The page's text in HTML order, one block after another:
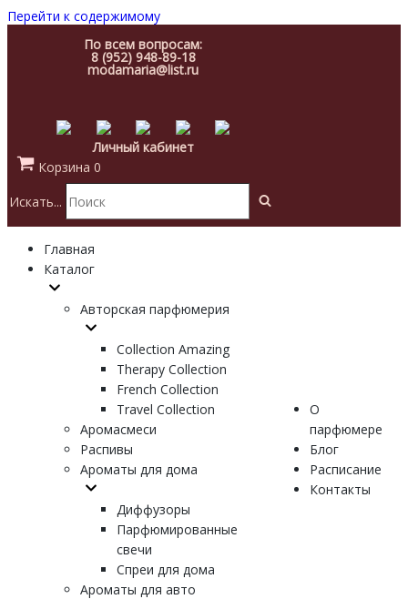
Перейти к содержимому
По всем вопросам:
8 (952) 948-89-18
modamaria@list.ru
Личный кабинет
Корзина 0
Искать...
Главная
Каталог
Авторская парфюмерия
Collection Amazing
Therapy Collection
French Collection
Travel Collection
Аромасмеси
Распивы
Ароматы для дома
Диффузоры
Парфюмированные
свечи
Спреи для дома
Ароматы для авто
О
парфюмере
Блог
Расписание
Контакты